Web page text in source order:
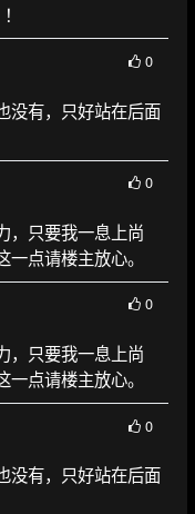
0
没有，只好站在后面
0
，只要我一息上尚
点请楼主放心。
0
，只要我一息上尚
点请楼主放心。
0
没有，只好站在后面